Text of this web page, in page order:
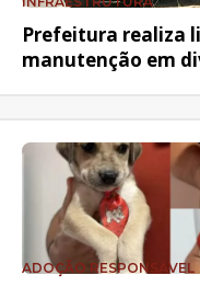
Prefeitura realiza
manutenção em
ADOÇÃO RESPONSÁVEL